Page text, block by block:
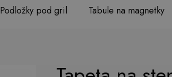
Podložky pod gril Tabule na magnetky